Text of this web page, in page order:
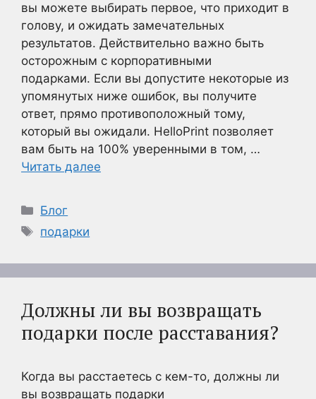
вы можете выбирать первое, что приходит в
голову, и ожидать замечательных
результатов. Действительно важно быть
осторожным с корпоративными
подарками. Если вы допустите некоторые из
упомянутых ниже ошибок, вы получите
ответ, прямо противоположный тому,
который вы ожидали. HelloPrint позволяет
вам быть на 100% уверенными в том, …
Читать далее
Рубрики
Блог
Метки
подарки
Должны ли вы возвращать
подарки после расставания?
Когда вы расстаетесь с кем-то, должны ли
вы возвращать подарки